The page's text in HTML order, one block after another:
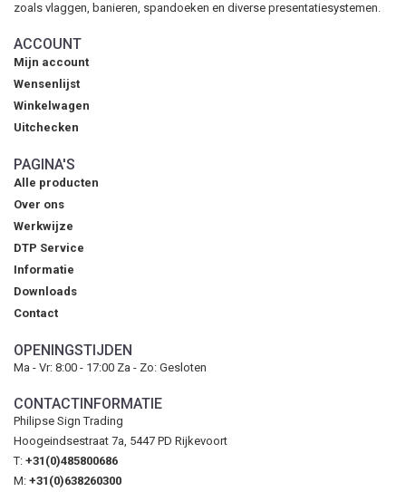
zoals vlaggen, banieren, spandoeken en diverse presentatiesystemen.
ACCOUNT
Mijn account
Wensenlijst
Winkelwagen
Uitchecken
PAGINA'S
Alle producten
Over ons
Werkwijze
DTP Service
Informatie
Downloads
Contact
OPENINGSTIJDEN
Ma - Vr: 8:00 - 17:00 Za - Zo: Gesloten
CONTACTINFORMATIE
Philipse Sign Trading
Hoogeindsestraat 7a, 5447 PD Rijkevoort
T: +31(0)485800686
M: +31(0)638260300